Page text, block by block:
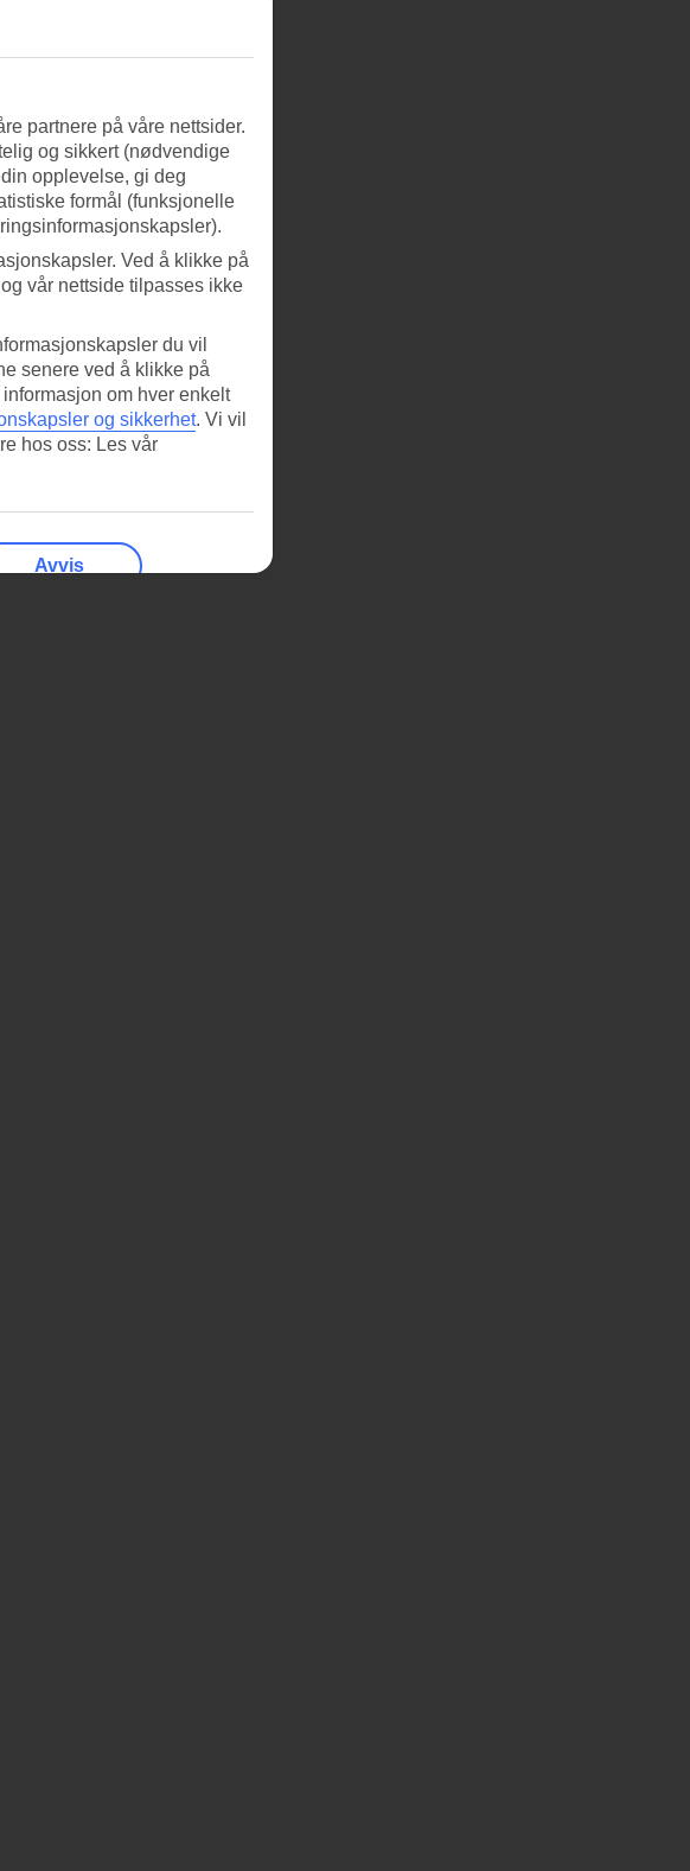
partnere på våre nettsider.
og sikkert (nødvendige
opplevelse, gi deg
formål (funksjonelle
Ved å klikke på
vår nettside tilpasses ikke
du vil
senere ved å klikke på
om hver enkelt
og sikkerhet. Vi vil
hos oss: Les vår
Avvis